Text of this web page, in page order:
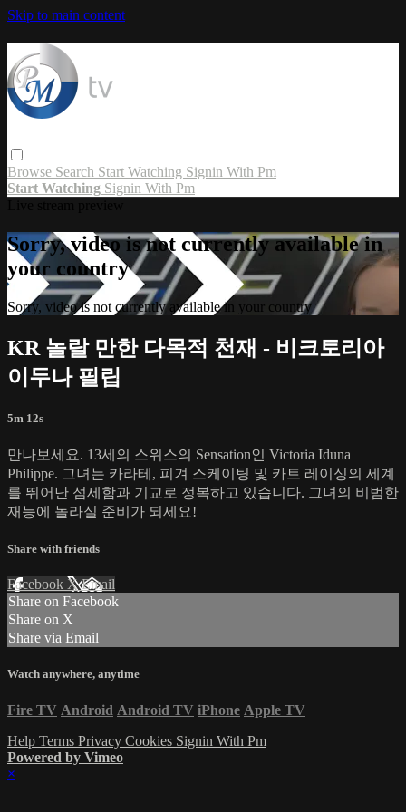
Skip to main content
Browse Search Start Watching Signin With Pm
Start Watching Signin With Pm
Sorry, video is not currently available in
your country
Sorry, video is not currently available in your country
KR 놀랄 만한 다목적 천재 - 비크토리아
이두나 필립
5m 12s
만나보세요. 13세의 스위스의 Sensation인 Victoria Iduna
Philippe. 그녀는 카라테, 피겨 스케이팅 및 카트 레이싱의 세계
를 뛰어난 섬세함과 기교로 정복하고 있습니다. 그녀의 비범한
재능에 놀라실 준비가 되세요!
Share with friends
Facebook XEmail
Share on Facebook
Share on X
Share via Email
Watch anywhere, anytime
Fire TV Android Android TV iPhone Apple TV
Help Terms Privacy Cookies Signin With Pm
Powered by Vimeo
×